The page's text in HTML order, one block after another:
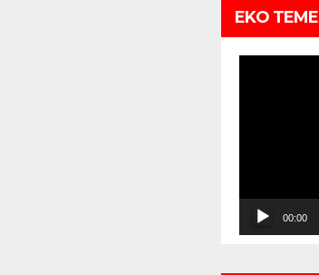
EKO TEME
00:00